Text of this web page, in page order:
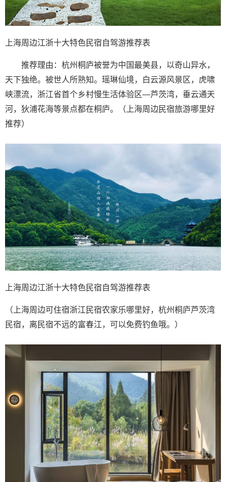
上海周边江浙十大特色民宿自驾游推荐表
推荐理由：杭州桐庐被誉为中国最美县，以奇山异水，
天下独绝。被世人所熟知。瑶琳仙境，白云源风景区，虎啸
峡漂流，浙江省首个乡村慢生活体验区—芦茨湾，垂云通天
河，狄浦花海等景点都在桐庐。（上海周边民宿旅游哪里好
推荐）
上海周边江浙十大特色民宿自驾游推荐表
（上海周边可住宿浙江民宿农家乐哪里好，杭州桐庐芦茨湾
民宿，离民宿不远的富春江，可以免费钓鱼哦。）